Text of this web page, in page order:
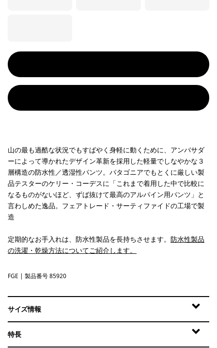
山の最も過酷な状況でもすばやく身軽に動くために、アンバサダ
ーによって導かれたデザイン革新を採用した軽量でしなやかな３
層構造の防水性／透湿性パンツ。パタゴニアでもとくに厳しい製
品テスターのケリー・コーデスに「これまで着用した中で比較に
なるものがないほど、ずば抜けて最高のアルパイン用パンツ」と
言わしめた逸品。フェアトレード・サーティファイドの工場で製
造
定期的なお手入れは、防水性製品を長持ちさせます。 防水性製品
の洗濯・乾燥方法についてご紹介します。
Forge Grey
FGE | 製品番号 85920
サイズ情報
特長